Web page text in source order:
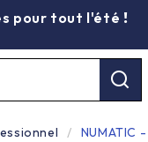
pour tout l'été !
NUMATIC